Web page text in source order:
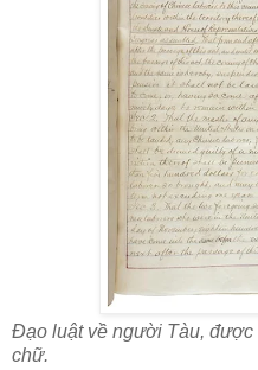
Đạo luật về người Tàu, được
chữ.